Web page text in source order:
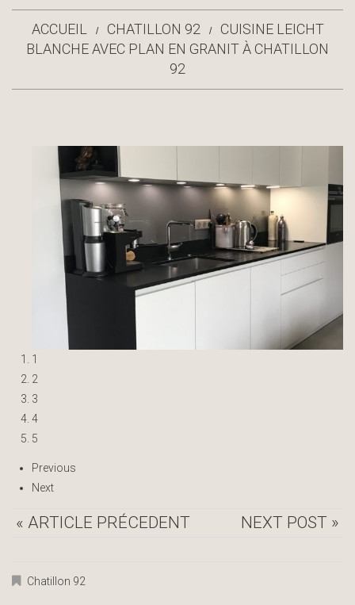
ACCUEIL CHATILLON 92
CUISINE LEICHT
BLANCHE AVEC PLAN EN GRANIT À CHATILLON
92
1
2
3
4
5
Previous
Next
« ARTICLE PRÉCEDENT NEXT POST »
Chatillon 92